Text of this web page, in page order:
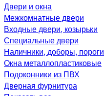
Двери и окна
Межкомнатные двери
Входные двери, козырьки
Специальные двери
Наличники, доборы, пороги
Окна металлопластиковые
Подоконники из ПВХ
Дверная фурнитура